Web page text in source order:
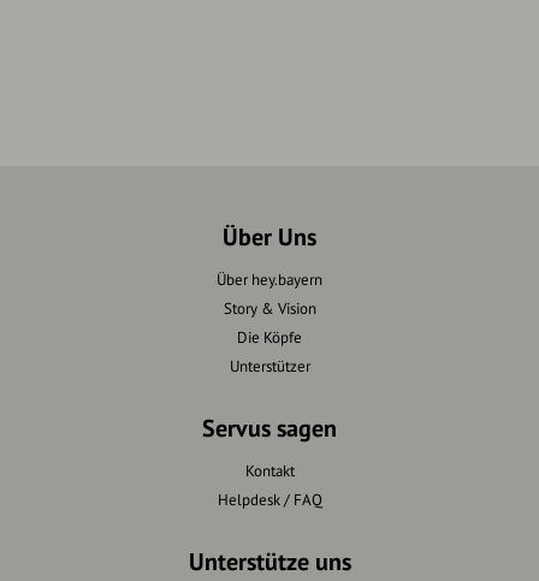
Über Uns
Über hey.bayern
Story & Vision
Die Köpfe
Unterstützer
Servus sagen
Kontakt
Helpdesk / FAQ
Unterstütze uns